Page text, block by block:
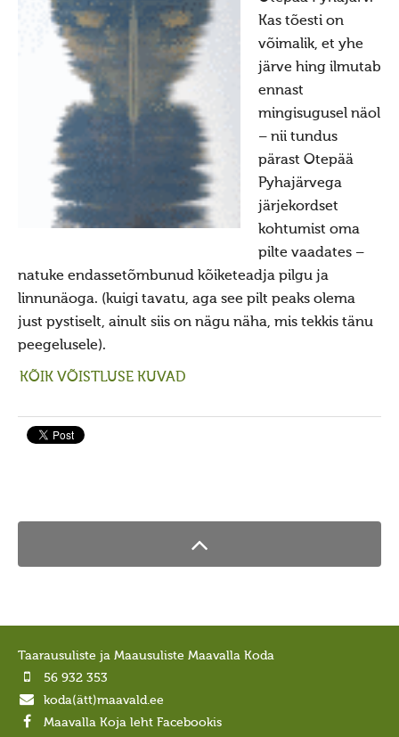
Kas tõesti on
võimalik, et yhe
järve hing ilmutab
ennast
mingisugusel näol
– nii tundus
pärast Otepää
Pyhajärvega
järjekordset
kohtumist oma
pilte vaadates –
natuke endassetõmbunud kõiketeadja pilgu ja
linnunäoga. (kuigi tavatu, aga see pilt peaks olema
just pystiselt, ainult siis on nägu näha, mis tekkis tänu
peegelusele).
KÕIK VÕISTLUSE KUVAD
Taarausuliste ja Maausuliste Maavalla Koda
56 932 353
koda(ätt)maavald.ee
Maavalla Koja leht Facebookis